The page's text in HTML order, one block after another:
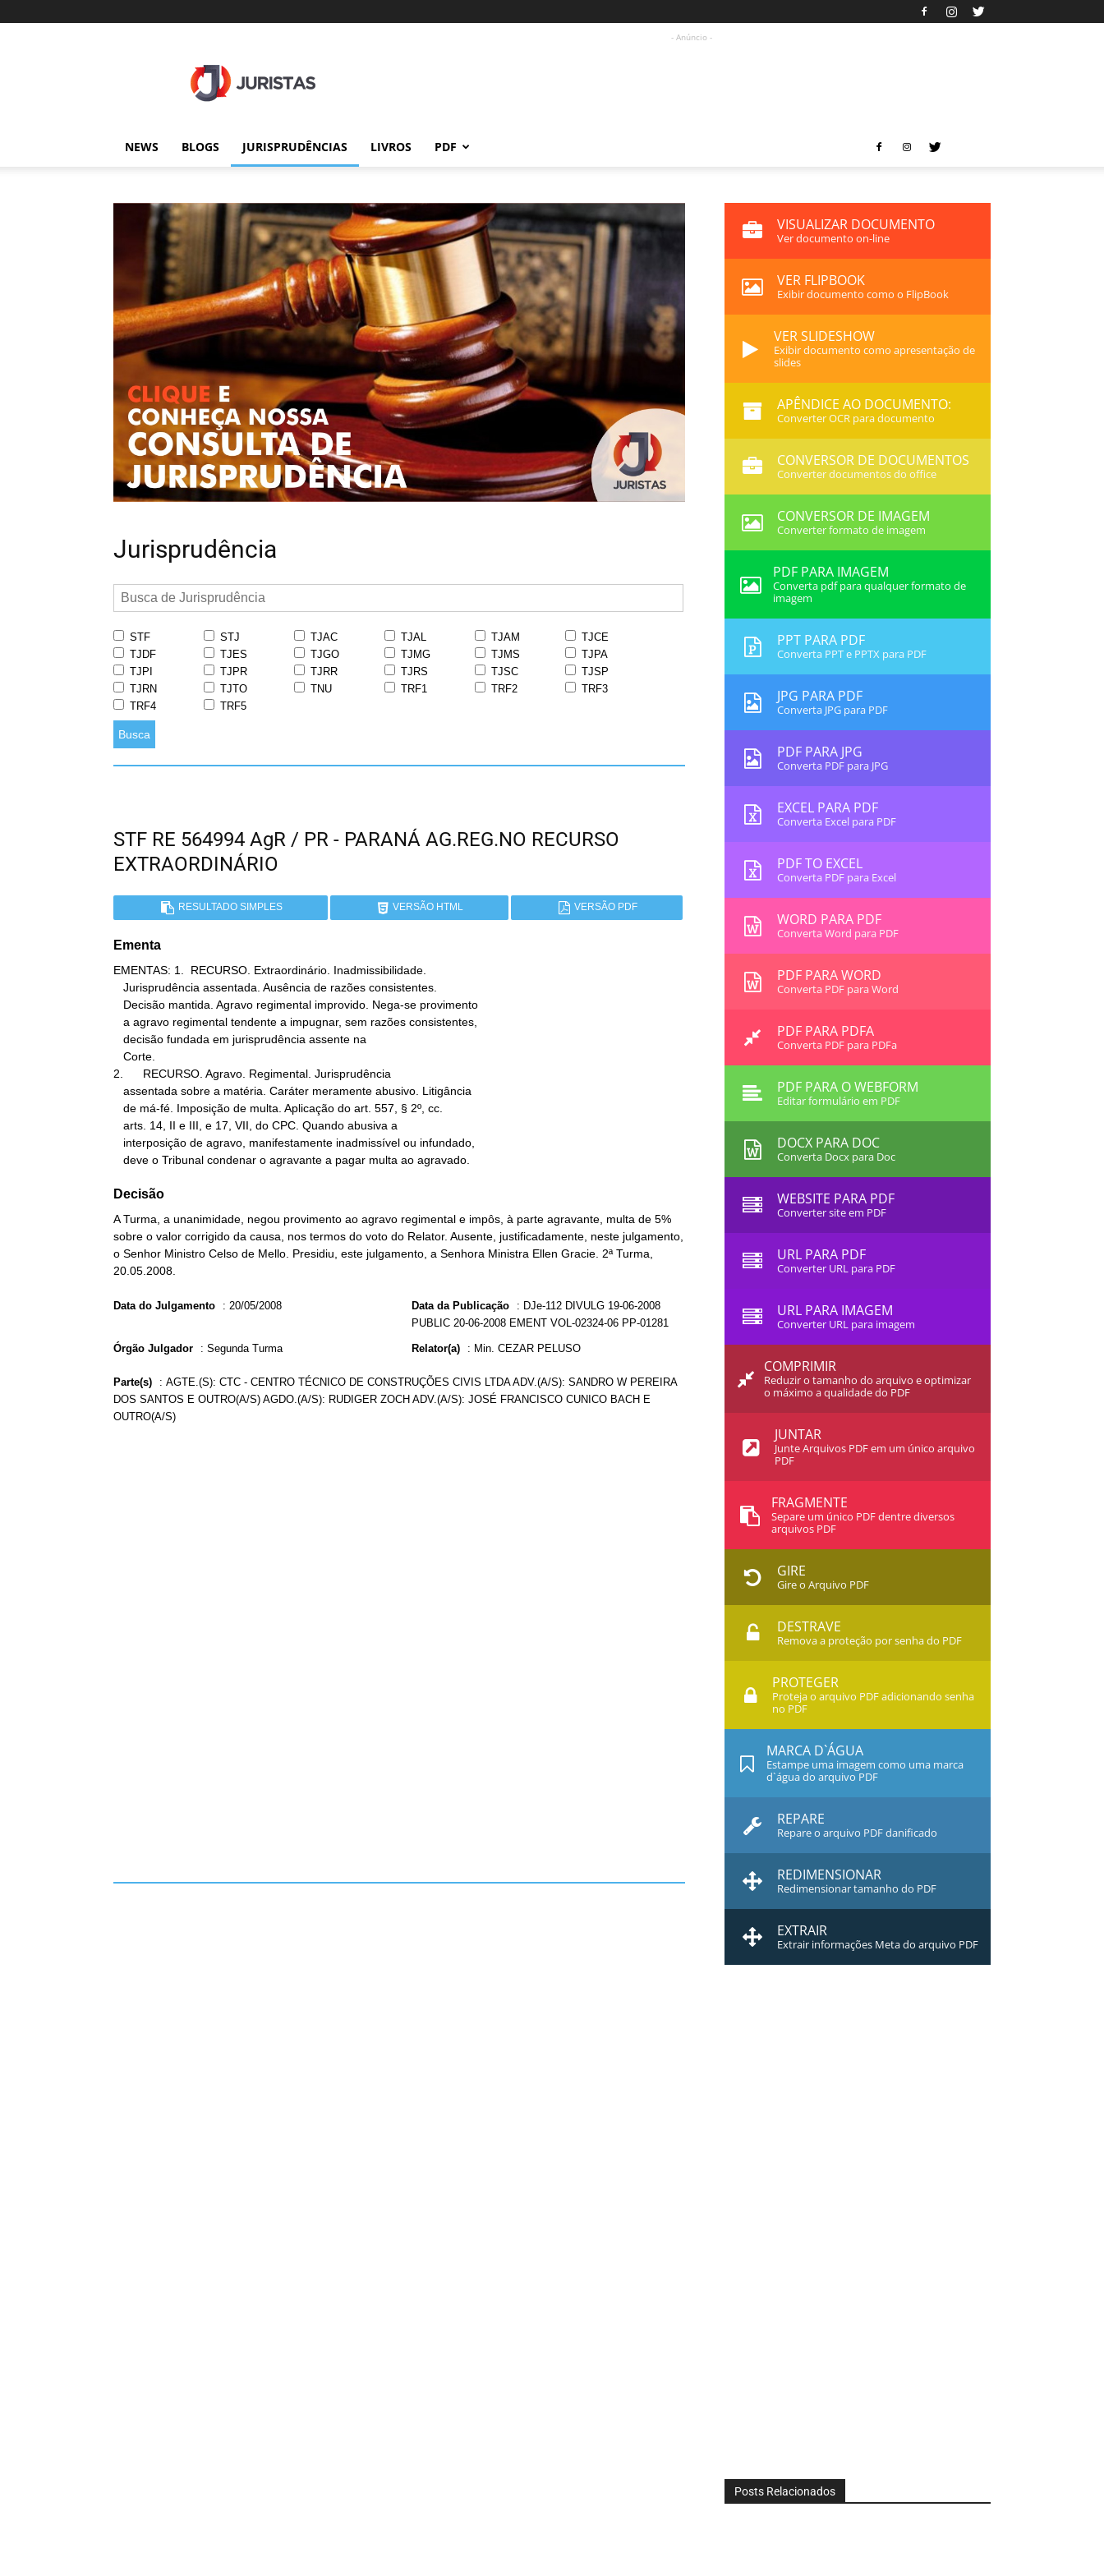
- Anúncio -
NEWS BLOGS JURISPRUDÊNCIAS LIVROS PDF
Jurisprudência
STF STJ TJAC TJAL TJAM
TJCE
TJDF
TJES TJGO TJMG TJMS
TJPA
TJPI
TJPR TJRR TJRS TJSC
TJSP
TJRN
TJTO TNU TRF1 TRF2
TRF3
TRF4
TRF5
Busca
STF RE 564994 AgR / PR - PARANÁ AG.REG.NO RECURSO
EXTRAORDINÁRIO
RESULTADO SIMPLES VERSÃO HTML VERSÃO PDF
Ementa
EMENTAS: 1.  RECURSO. Extraordinário. Inadmissibilidade.
2.      RECURSO. Agravo. Regimental. Jurisprudência
   deve o Tribunal condenar o agravante a pagar multa ao agravado.
Decisão
A Turma, a unanimidade, negou provimento ao agravo regimental e impôs, à parte agravante, multa de 5%
sobre o valor corrigido da causa, nos termos do voto do Relator. Ausente, justificadamente, neste julgamento,
o Senhor Ministro Celso de Mello. Presidiu, este julgamento, a Senhora Ministra Ellen Gracie. 2ª Turma,
20.05.2008.
Data do Julgamento : 20/05/2008 Data da Publicação : DJe-112 DIVULG 19-06-2008
PUBLIC 20-06-2008 EMENT VOL-02324-06 PP-01281
Órgão Julgador : Segunda Turma Relator(a) : Min. CEZAR PELUSO
Parte(s) : AGTE.(S): CTC - CENTRO TÉCNICO DE CONSTRUÇÕES CIVIS LTDA ADV.(A/S): SANDRO W PEREIRA
DOS SANTOS E OUTRO(A/S) AGDO.(A/S): RUDIGER ZOCH ADV.(A/S): JOSÉ FRANCISCO CUNICO BACH E
OUTRO(A/S)
VISUALIZAR DOCUMENTO
Ver documento on-line
VER FLIPBOOK
Exibir documento como o FlipBook
VER SLIDESHOW
Exibir documento como apresentação de
slides
APÊNDICE AO DOCUMENTO:
Converter OCR para documento
CONVERSOR DE DOCUMENTOS
Converter documentos do office
CONVERSOR DE IMAGEM
Converter formato de imagem
PDF PARA IMAGEM
Converta pdf para qualquer formato de
imagem
PPT PARA PDF
Converta PPT e PPTX para PDF
JPG PARA PDF
Converta JPG para PDF
PDF PARA JPG
Converta PDF para JPG
EXCEL PARA PDF
Converta Excel para PDF
PDF TO EXCEL
Converta PDF para Excel
WORD PARA PDF
Converta Word para PDF
PDF PARA WORD
Converta PDF para Word
PDF PARA PDFA
Converta PDF para PDFa
PDF PARA O WEBFORM
Editar formulário em PDF
DOCX PARA DOC
Converta Docx para Doc
WEBSITE PARA PDF
Converter site em PDF
URL PARA PDF
Converter URL para PDF
URL PARA IMAGEM
Converter URL para imagem
COMPRIMIR
Reduzir o tamanho do arquivo e optimizar
o máximo a qualidade do PDF
JUNTAR
Junte Arquivos PDF em um único arquivo
PDF
FRAGMENTE
Separe um único PDF dentre diversos
arquivos PDF
GIRE
Gire o Arquivo PDF
DESTRAVE
Remova a proteção por senha do PDF
PROTEGER
Proteja o arquivo PDF adicionando senha
no PDF
MARCA D`ÁGUA
Estampe uma imagem como uma marca
d`água do arquivo PDF
REPARE
Repare o arquivo PDF danificado
REDIMENSIONAR
Redimensionar tamanho do PDF
EXTRAIR
Extrair informações Meta do arquivo PDF
Posts Relacionados